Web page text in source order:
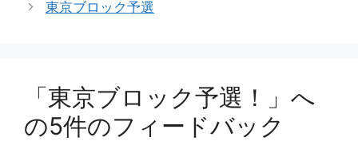
リ
東京ブロック予選
「東京ブロック予選！」へ
の5件のフィードバック